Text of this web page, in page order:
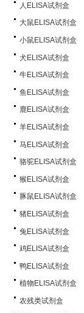
人ELISA试剂盒
大鼠ELISA试剂盒
小鼠ELISA试剂盒
犬ELISA试剂盒
牛ELISA试剂盒
鱼ELISA试剂盒
鹿ELISA试剂盒
羊ELISA试剂盒
马ELISA试剂盒
骆驼ELISA试剂盒
猴ELISA试剂盒
豚鼠ELISA试剂盒
猪ELISA试剂盒
兔ELISA试剂盒
鸡ELISA试剂盒
鸭ELISA试剂盒
植物ELISA试剂盒
农残类试剂盒